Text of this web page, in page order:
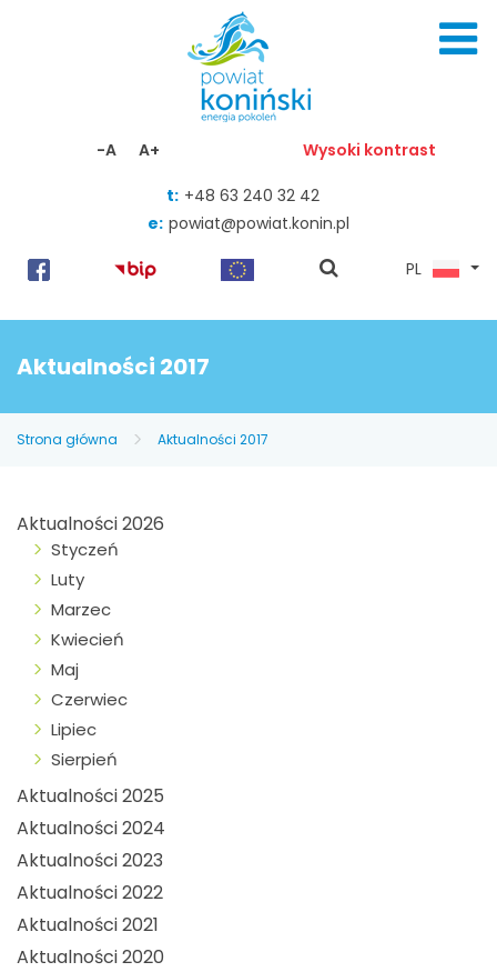
-A A+ Wysoki kontrast
t: +48 63 240 32 42
e: powiat@powiat.konin.pl
pokaż
PL
Aktualności 2017
Strona główna Aktualności 2017
Aktualności 2026
Styczeń
Luty
Marzec
Kwiecień
Maj
Czerwiec
Lipiec
Sierpień
Aktualności 2025
Aktualności 2024
Aktualności 2023
Aktualności 2022
Aktualności 2021
Aktualności 2020